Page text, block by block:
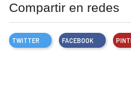
Compartir en redes
TWITTER FACEBOOK